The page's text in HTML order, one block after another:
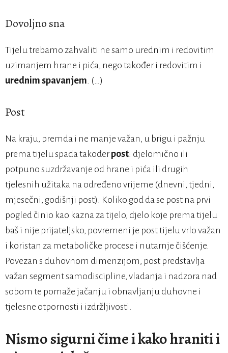
Dovoljno sna
Tijelu trebamo zahvaliti ne samo urednim i redovitim
uzimanjem hrane i pića, nego također i redovitim i
urednim spavanjem. (…)
Post
Na kraju, premda i ne manje važan, u brigu i pažnju
prema tijelu spada takođerpost: djelomično ili
potpuno suzdržavanje od hrane i pića ili drugih
tjelesnih užitaka na određeno vrijeme (dnevni, tjedni,
mjesečni, godišnji post). Koliko god da se post na prvi
pogled činio kao kazna za tijelo, djelo koje prema tijelu
baš i nije prijateljsko, povremeni je post tijelu vrlo važan
i koristan za metaboličke procese i nutarnje čišćenje.
Povezan s duhovnom dimenzijom, post predstavlja
važan segment samodiscipline, vladanja i nadzora nad
sobom te pomaže jačanju i obnavljanju duhovne i
tjelesne otpornosti i izdržljivosti.
Nismo sigurni čime i kako hraniti i